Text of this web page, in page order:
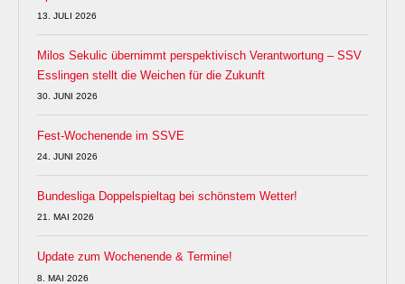
13. JULI 2026
Milos Sekulic übernimmt perspektivisch Verantwortung – SSV
Esslingen stellt die Weichen für die Zukunft
30. JUNI 2026
Fest-Wochenende im SSVE
24. JUNI 2026
Bundesliga Doppelspieltag bei schönstem Wetter!
21. MAI 2026
Update zum Wochenende & Termine!
8. MAI 2026